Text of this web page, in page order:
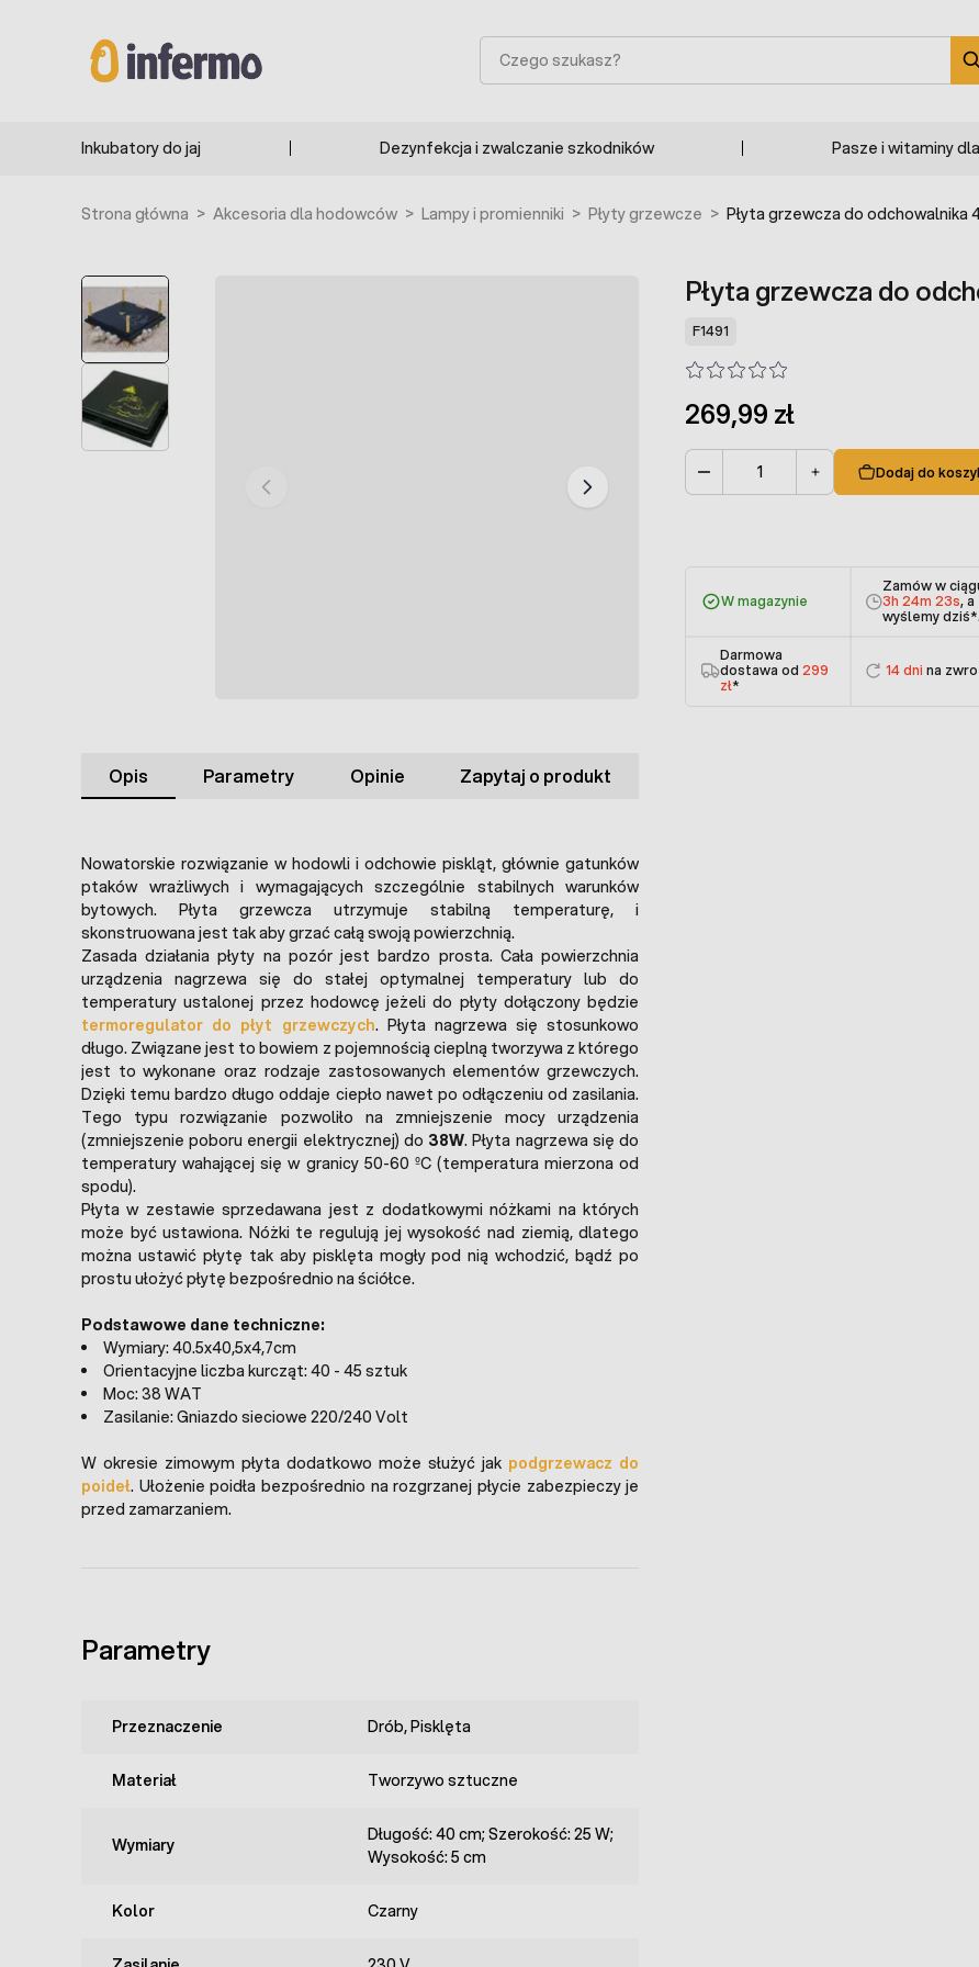
Szukaj
Inkubatory do jaj Dezynfekcja i zwalczanie szkodników Pasze i witaminy
Strona główna > Akcesoria dla hodowców > Lampy i promienniki > Płyty grzewcze > Płyta grzewcza do odchowalnika
Płyta grzewcza do
F1491
269,99 zł
Dodaj do
W magazynie
Zamów w
3h 24m 22s, a
wyślemy dziś*.
Darmowa
dostawa od299
zł*
14 dni na
Opis Parametry Opinie Zapytaj o produkt
Nowatorskie rozwiązanie w hodowli i odchowie piskląt, głównie gatunków
ptaków wrażliwych i wymagających szczególnie stabilnych warunków
bytowych. Płyta grzewcza utrzymuje stabilną temperaturę, i
skonstruowana jest tak aby grzać całą swoją powierzchnią.
Zasada działania płyty na pozór jest bardzo prosta. Cała powierzchnia
urządzenia nagrzewa się do stałej optymalnej temperatury lub do
temperatury ustalonej przez hodowcę jeżeli do płyty dołączony będzie
termoregulator do płyt grzewczych. Płyta nagrzewa się stosunkowo
długo. Związane jest to bowiem z pojemnością cieplną tworzywa z którego
jest to wykonane oraz rodzaje zastosowanych elementów grzewczych.
Dzięki temu bardzo długo oddaje ciepło nawet po odłączeniu od zasilania.
Tego typu rozwiązanie pozwoliło na zmniejszenie mocy urządzenia
(zmniejszenie poboru energii elektrycznej) do 38W. Płyta nagrzewa się do
temperatury wahającej się w granicy 50-60 ºC (temperatura mierzona od
spodu).
Płyta w zestawie sprzedawana jest z dodatkowymi nóżkami na których
może być ustawiona. Nóżki te regulują jej wysokość nad ziemią, dlatego
można ustawić płytę tak aby pisklęta mogły pod nią wchodzić, bądź po
prostu ułożyć płytę bezpośrednio na ściółce.
Podstawowe dane techniczne:
Wymiary: 40.5x40,5x4,7cm
Orientacyjne liczba kurcząt: 40 - 45 sztuk
Moc: 38 WAT
Zasilanie: Gniazdo sieciowe 220/240 Volt
W okresie zimowym płyta dodatkowo może służyć jak podgrzewacz do
poideł. Ułożenie poidła bezpośrednio na rozgrzanej płycie zabezpieczy je
przed zamarzaniem.
Parametry
Przeznaczenie Drób, Pisklęta
Materiał Tworzywo sztuczne
Wymiary
Długość: 40 cm; Szerokość: 25 W;
Wysokość: 5 cm
Kolor Czarny